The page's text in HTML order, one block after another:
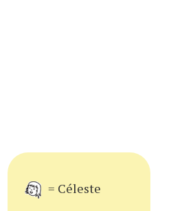
= Céleste